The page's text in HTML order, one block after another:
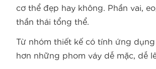
cơ thể đẹp hay không. Phần vai,
thần thái tổng thể.
Từ nhóm thiết kế có tính ứng
hơn những phom váy dễ mặc, dễ